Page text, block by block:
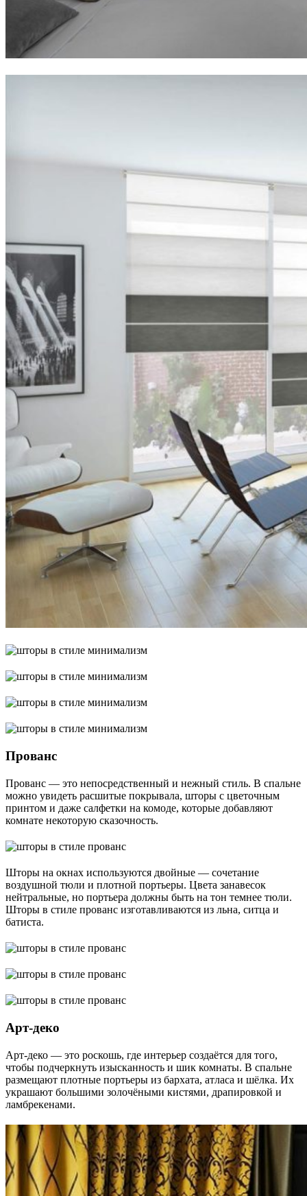
Прованс
Прованс ― это непосредственный и нежный стиль. В спальне
можно увидеть расшитые покрывала, шторы с цветочным
принтом и даже салфетки на комоде, которые добавляют
комнате некоторую сказочность.
Шторы на окнах используются двойные ― сочетание
воздушной тюли и плотной портьеры. Цвета занавесок
нейтральные, но портьера должны быть на тон темнее тюли.
Шторы в стиле прованс изготавливаются из льна, ситца и
батиста.
Арт-деко
Арт-деко ― это роскошь, где интерьер создаётся для того,
чтобы подчеркнуть изысканность и шик комнаты. В спальне
размещают плотные портьеры из бархата, атласа и шёлка. Их
украшают большими золочёными кистями, драпировкой и
ламбрекенами.